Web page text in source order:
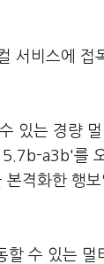
서비스에
있는 경량
a3b'를
격화한 행
수 있는